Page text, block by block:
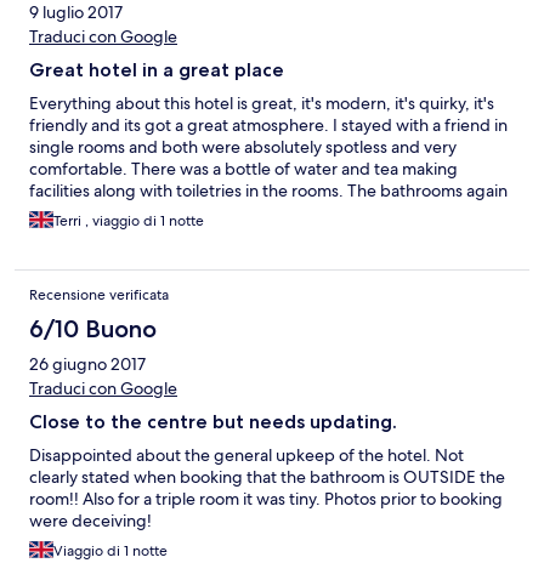
9 luglio 2017
Traduci con Google
Great hotel in a great place
Everything about this hotel is great, it's modern, it's quirky, it's
friendly and its got a great atmosphere. I stayed with a friend in
single rooms and both were absolutely spotless and very
comfortable. There was a bottle of water and tea making
facilities along with toiletries in the rooms. The bathrooms again
were very clean and couldn't complain about anything in the
rooms. Although singles, they weren't a bad size! The host's are
The bar staff were lovely and couldn't do enough for us. Loved
the quirky lounge where we had coffee before going to bed, so
different but very comfortable and relaxing. Parking was easy to
find in the surrounding streets and the location is great for local
pubs or going into town. If I had to criticise, it would be that I
would have liked breakfast in the hotel which they don't do but
We stay in cathedral road 3 or 4 times a year and now that we
have found this place we will definitely be going back. I would
absolutely recommend this hotel to anyone or comfort, location
and value
Terri , viaggio di 1 notte
Recensione verificata
6/10 Buono
26 giugno 2017
Traduci con Google
Close to the centre but needs updating.
Disappointed about the general upkeep of the hotel. Not
clearly stated when booking that the bathroom is OUTSIDE the
room!! Also for a triple room it was tiny. Photos prior to booking
were deceiving!
Viaggio di 1 notte